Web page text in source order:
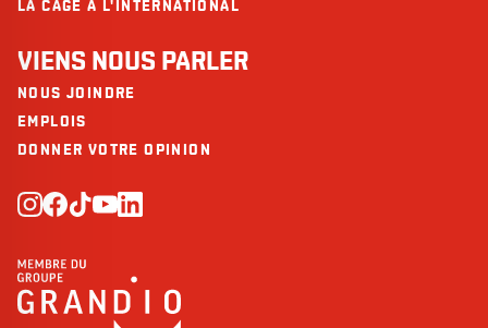
LA CAGE À L'INTERNATIONAL
VIENS NOUS PARLER
NOUS JOINDRE
EMPLOIS
DONNER VOTRE OPINION